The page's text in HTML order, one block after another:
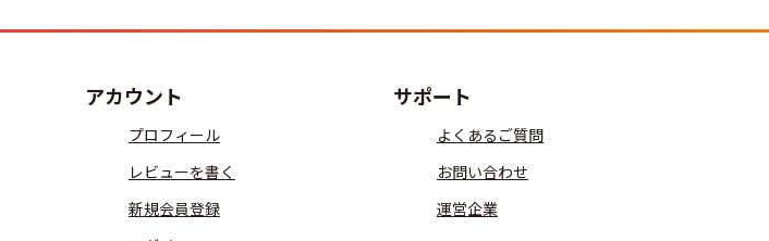
アカウント
プロフィール
レビューを書く
新規会員登録
サポート
よくあるご質問
お問い合わせ
運営企業